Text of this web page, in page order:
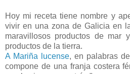
Hoy mi receta tiene nombre y
vivir en una zona de Galicia en
maravillosos productos de mar
productos de la tierra.
A Mariña lucense, en palabras
compone de una franja costera